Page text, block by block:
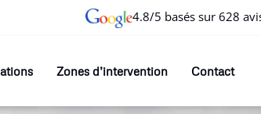
4.8/5 basés sur 628
Zones d’intervention Contact